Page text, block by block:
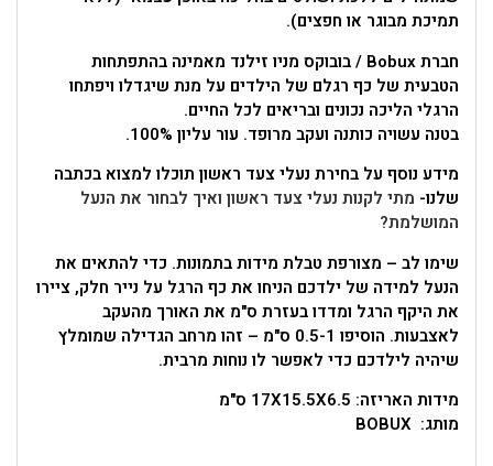
תמיכת מבוגר או חפצים).
חברת Bobux / בובוקס מניו זילנד מאמינה בהתפתחות
הטבעית של כף רגלם של הילדים על מנת שיגדלו ויפתחו
הרגלי הליכה נכונים ובריאים לכל החיים.
בטנה עשויה כותנה ועקב מרופד. עור עליון 100%.
מידע נוסף על בחירת נעלי צעד ראשון תוכלו למצוא בכתבה
שלנו- מתי לקנות נעלי צעד ראשון ואיך לבחור את הנעל
המושלמת?
שימו לב – מצורפת טבלת מידות בתמונות. כדי להתאים את
הנעל למידה של ילדכם הניחו את כף הרגל על נייר חלק, ציירו
את היקף הרגל ומדדו בעזרת ס"מ את האורך מהעקב
לאצבעות. הוסיפו 0.5-1 ס"מ – זהו מרחב הגדילה שמומלץ
שיהיה לילדכם כדי לאפשר לו נוחות מרבית.
מידות האריזה: 17X15.5X6.5 ס"מ
מותג: BOBUX